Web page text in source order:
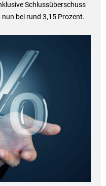
Schlussüberschuss
bei rund 3,15 Prozent.